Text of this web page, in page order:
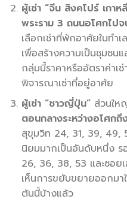
ผู้เช่า “จีน สิงคโปร์ เกาห
พระราม 3 ถนนอโศกไป
เลือกเช่าที่พักอาศัยในทำ
เพื่อสร้างความเป็นชุมชน
กลุ่มนี้ราคาหรืออัตราค่าเ
พิจารณาเช่าที่อยู่อาศัย
ผู้เช่า “ชาวญี่ปุ่น”ส่วนให
ตอนกลางระหว่างอโศกถึ
สุขุมวิท 24, 31, 39, 49,
นิยมมากเป็นอันดับหนึ่ง ร
26, 36, 38, 53 และซอย
เห็นการขยับขยายออกมา
ต้นนี้บ้างแล้ว